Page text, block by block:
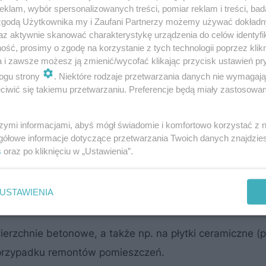
powierzchnie odporne na uszkodzenia
również na zewnątrz). Wykończenie betonowe
salonów, kuchni,
schodów.
we wnętrzach mieszkalnych, ale także
betonowe, a także np. na płytki ceramiczne
remontów pomieszczeń.
wybór spersonalizowanych treści, pomiar reklam i treści,
Użytkownika my i Zaufani Partnerzy możemy używać
aktywnie skanować charakterystykę urządzenia do celów
prosimy o zgodę na korzystanie z tych technologii poprzez
i zawsze możesz ją zmienić/wycofać klikając przycisk ustawień
strony
. Niektóre rodzaje przetwarzania danych nie
się takiemu przetwarzaniu. Preferencje będą miały
informacjami, abyś mógł świadomie i komfortowo korzystać z
informacje dotyczące przetwarzania Twoich danych
oraz po kliknięciu w „Ustawienia”.
USTAWIENIA